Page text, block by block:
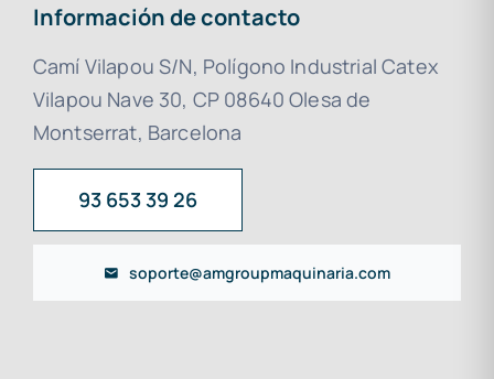
Información de contacto
Camí Vilapou S/N, Polígono Industrial Catex
Vilapou Nave 30, CP 08640 Olesa de
Montserrat, Barcelona
93 653 39 26
soporte@amgroupmaquinaria.com